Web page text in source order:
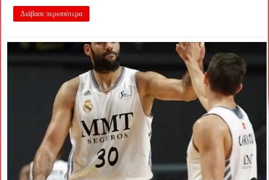
Διάβασε περισσότερα